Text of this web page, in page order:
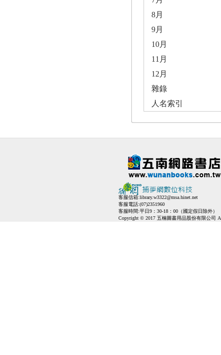
8月
9月
10月
11月
12月
雜錄
人名索引
客服信箱:library.w3322@msa.hinet.net
客服電話:(07)2351960
客服時間:平日9：30-18：00（國定假日除外）
Copyright © 2017 五楠圖書用品股份有限公司